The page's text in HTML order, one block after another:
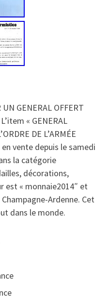
GENERAL OFFERT
« GENERAL
DE L’ARMÉE
en vente depuis le samedi
la catégorie
décorations,
est « monnaie2014″ et
Ardenne. Cet
dans le monde.